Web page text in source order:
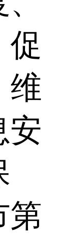
促
维
安
第